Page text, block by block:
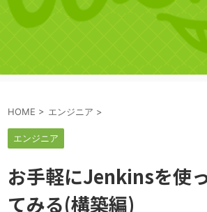
HOME > エンジニア >
エンジニア
お手軽にJenkinsを使
てみる(構築編)